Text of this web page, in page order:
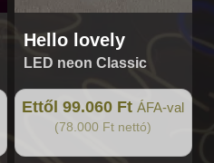
Hello lovely
LED neon Classic
Ettől 99.060 Ft ÁFA-val
(78.000 Ft nettó)